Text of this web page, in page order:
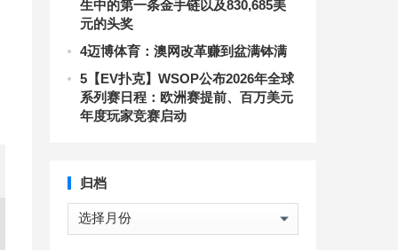
生中的第一条金手链以及830,685美
元的头奖
4迈博体育：澳网改革赚到盆满钵满
5 【EV扑克】WSOP公布2026年全球
系列赛日程：欧洲赛提前、百万美元
年度玩家竞赛启动
归档
归